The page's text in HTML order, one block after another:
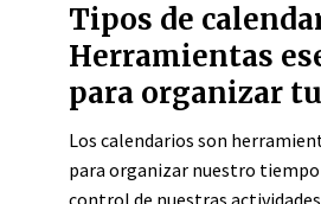
Tipos de
Herramientas
para organizar
Los calendarios son
para organizar nuestro tiempo
control de nuestras